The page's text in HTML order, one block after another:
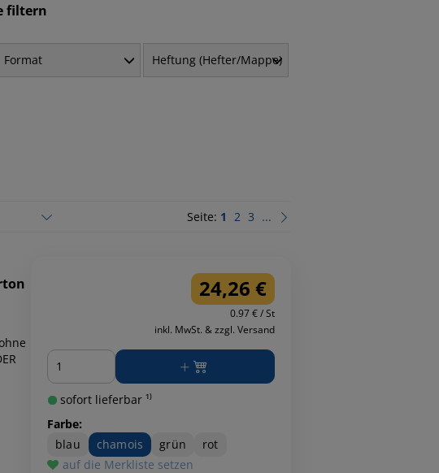
filtern
Format Heftung (Hefter/Mappe)
Seite: 1 2 3 ...
24,26 €
0.97 € / St
inkl. MwSt. & zzgl. Versand
Menge
sofort lieferbar ¹⁾
Farbe:
blau
chamois grün
rot
auf die Merkliste setzen